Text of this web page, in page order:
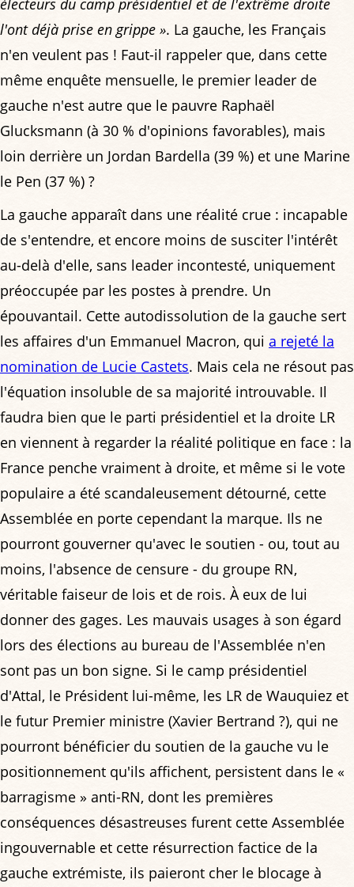
électeurs du camp présidentiel et de l'extrême droite
l'ont déjà prise en grippe ». La gauche, les Français
n'en veulent pas ! Faut-il rappeler que, dans cette
même enquête mensuelle, le premier leader de
gauche n'est autre que le pauvre Raphaël
Glucksmann (à 30 % d'opinions favorables), mais
loin derrière un Jordan Bardella (39 %) et une Marine
le Pen (37 %) ?
La gauche apparaît dans une réalité crue : incapable
de s'entendre, et encore moins de susciter l'intérêt
au-delà d'elle, sans leader incontesté, uniquement
préoccupée par les postes à prendre. Un
épouvantail. Cette autodissolution de la gauche sert
les affaires d'un Emmanuel Macron, qui a rejeté la
nomination de Lucie Castets. Mais cela ne résout pas
l'équation insoluble de sa majorité introuvable. Il
faudra bien que le parti présidentiel et la droite LR
en viennent à regarder la réalité politique en face : la
France penche vraiment à droite, et même si le vote
populaire a été scandaleusement détourné, cette
Assemblée en porte cependant la marque. Ils ne
pourront gouverner qu'avec le soutien - ou, tout au
moins, l'absence de censure - du groupe RN,
véritable faiseur de lois et de rois. À eux de lui
donner des gages. Les mauvais usages à son égard
lors des élections au bureau de l'Assemblée n'en
sont pas un bon signe. Si le camp présidentiel
d'Attal, le Président lui-même, les LR de Wauquiez et
le futur Premier ministre (Xavier Bertrand ?), qui ne
pourront bénéficier du soutien de la gauche vu le
positionnement qu'ils affichent, persistent dans le «
barragisme » anti-RN, dont les premières
conséquences désastreuses furent cette Assemblée
ingouvernable et cette résurrection factice de la
gauche extrémiste, ils paieront cher le blocage à